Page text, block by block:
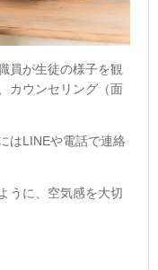
員が生徒の様子を観
カウンセリング（面
はLINEや電話で連絡
うに、空気感を大切